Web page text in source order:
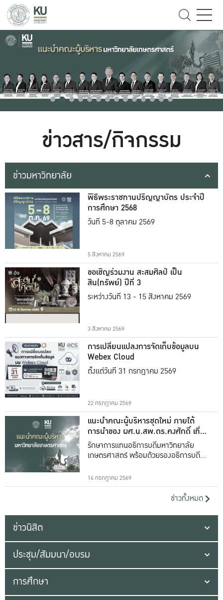
ข่าวสาร/กิจกรรม
ข่าวมหาวิทยาลัย
พิธีพระราชทานปริญญาบัตร ประจำปี
การศึกษา 2568
วันที่ 5-8 ตุลาคม 2569
5 สิงหาคม 2569
ขอเชิญร่วมงาน สะสมศิลป์ เป็น
สิน(ทรัพย์) ปีที่ 3
ระหว่างวันที่ 13 - 15 สิงหาคม 2569
3 สิงหาคม 2569
การเปลี่ยนแปลงการจัดเก็บข้อมูลบน
Webex Cloud
ตั้งแต่วันที่ 31 กรกฎาคม 2569
22 กรกฎาคม 2569
แนะนำคณะผู้บริหารชุดใหม่ ภายใต้
การนำของ ผศ.น.สพ.ดร.คงศักดิ์ เที่ยง
ธรรม
รักษาการแทนอธิการบดีมหาวิทยาลัย
เกษตรศาสตร์ พร้อมด้วยรองอธิการบดีทั้ง
14 กรกฎาคม 2569
ข่าวทั้งหมด
ข่าวนิสิต
ประชุม/สัมมนา/อบรม
การศึกษา